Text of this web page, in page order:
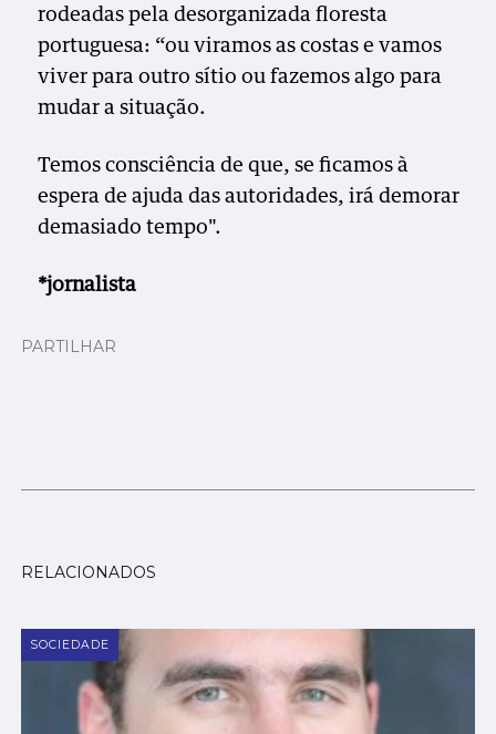
rodeadas pela desorganizada floresta
portuguesa: “ou viramos as costas e vamos
viver para outro sítio ou fazemos algo para
mudar a situação.
Temos consciência de que, se ficamos à
espera de ajuda das autoridades, irá demorar
demasiado tempo".
*jornalista
PARTILHAR
RELACIONADOS
SOCIEDADE